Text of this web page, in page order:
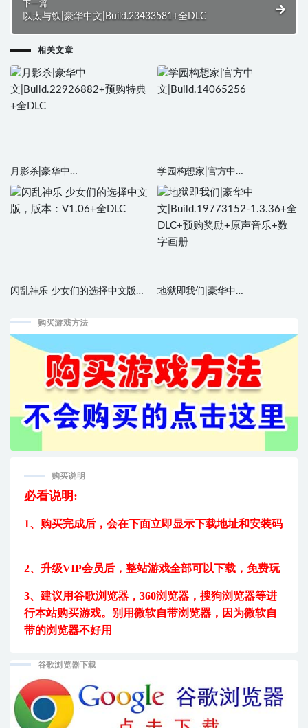
下一篇
以太与铁|豪华中文|Build.23433581+全DLC
相关文章
月影杀|豪华中
文|Build.22926882+预购特典+全
DLC
学园构想家|官方中
文|Build.14065256
闪乱神乐 少女们的选择中文版，
地狱即我们|豪华中
购买游戏方法
购买说明
必看说明:
1、购买完成后， 会在下面立即显示下载地址和安装码
2、升级VIP会员后， 整站游戏全部可以下载，免费玩
3、建议用谷歌浏览器，360浏览器，搜狗浏览器等进
行本站购买游戏。 别用微软自带浏览器，因为微软自
带的浏览器不好用
谷歌浏览器下载